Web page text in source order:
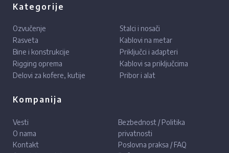
Kategorije
Ozvučenje
Rasveta
Bine i konstrukcije
Rigging oprema
Delovi za kofere, kutije
Stalci i nosači
Kablovi na metar
Priključci i adapteri
Kablovi sa priključcima
Pribor i alat
Kompanija
Vesti
O nama
Kontakt
Bezbednost / Politika
privatnosti
Poslovna praksa / FAQ